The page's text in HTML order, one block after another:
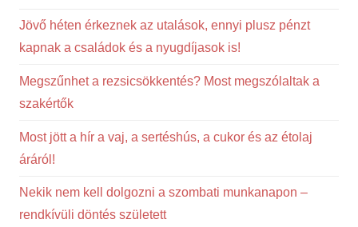
Jövő héten érkeznek az utalások, ennyi plusz pénzt
kapnak a családok és a nyugdíjasok is!
Megszűnhet a rezsicsökkentés? Most megszólaltak a
szakértők
Most jött a hír a vaj, a sertéshús, a cukor és az étolaj
áráról!
Nekik nem kell dolgozni a szombati munkanapon –
rendkívüli döntés született